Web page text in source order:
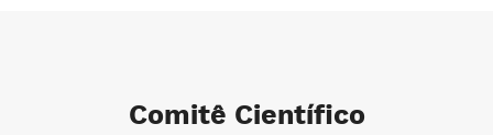
Comitê Científico